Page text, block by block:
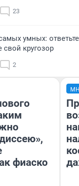
23
умных:
свой кругозор
2
фиаско